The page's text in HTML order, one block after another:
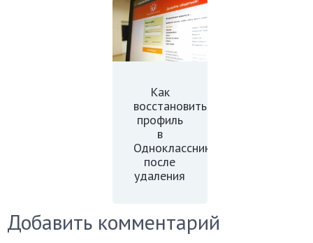
Как
восстановить
профиль
в
Одноклассниках
после
удаления
Добавить комментарий